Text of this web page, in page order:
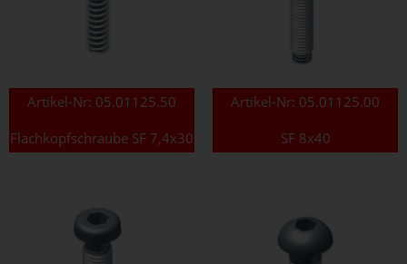
Artikel-Nr: 05.01125.50
Flachkopfschraube SF 7,4x30
Artikel-Nr: 05.01125.00
SF 8x40